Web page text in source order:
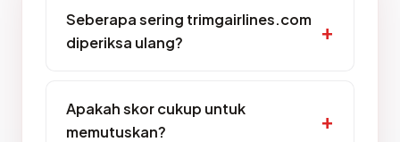
Seberapa sering trimgairlines.com
diperiksa ulang?
Apakah skor cukup untuk
memutuskan?